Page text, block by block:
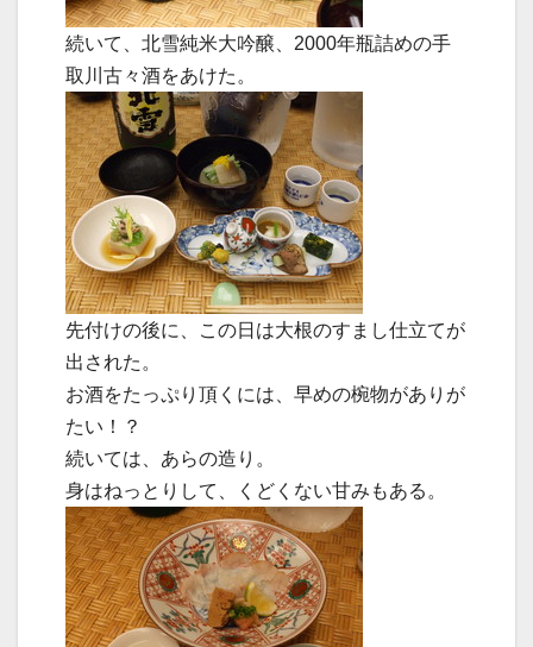
続いて、北雪純米大吟醸、2000年瓶詰めの手
取川古々酒をあけた。
先付けの後に、この日は大根のすまし仕立てが
出された。
お酒をたっぷり頂くには、早めの椀物がありが
たい！？
続いては、あらの造り。
身はねっとりして、くどくない甘みもある。